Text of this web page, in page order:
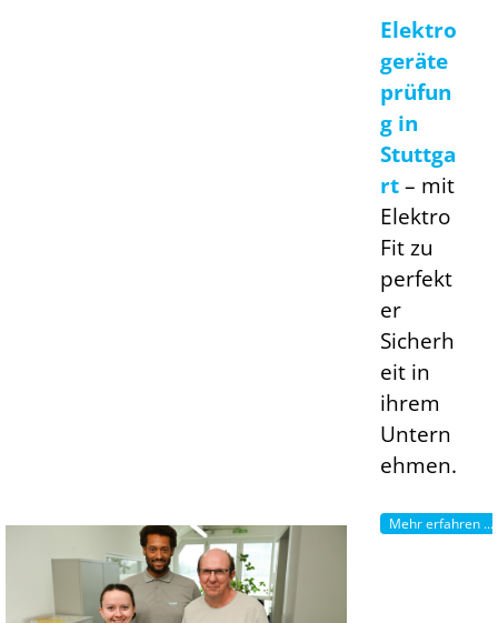
Elektro
geräte
prüfun
g in
Stuttga
rt– mit
Elektro
Fit zu
perfekt
er
Sicherh
eit in
ihrem
Untern
ehmen.
Mehr erfahren ...